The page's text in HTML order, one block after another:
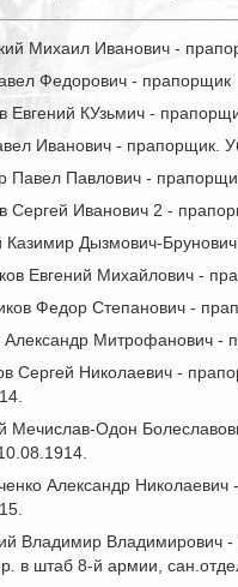
Михаил Иванович -
Федорович - прапорщик
Евгений КУзьмич -
Иванович - прапорщик.
Павел Павлович -
Сергей Иванович 2 -
Казимир Дызмович-
Евгений Михайлович -
Федор Степанович -
Александр Митрофанович -
Сергей Николаевич -
Мечислав-Одон
Александр
Владимир Владимирович -
в штаб 8-й армии,